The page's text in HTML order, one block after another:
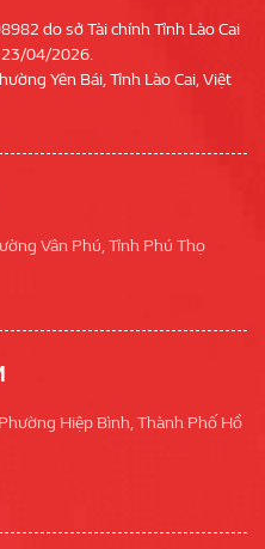
do sở Tài chính Tỉnh Lào Cai
23/04/2026.
Yên Bái, Tỉnh Lào Cai, Việt
Vân Phú, Tỉnh Phú Thọ
Hiệp Bình, Thành Phố Hồ